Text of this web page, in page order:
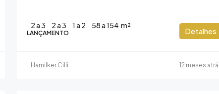
2 a 3 2 a 3 1 a 2 58 a 154 m²
LANÇAMENTO Detalhes
Hamilker Cilli 12 meses